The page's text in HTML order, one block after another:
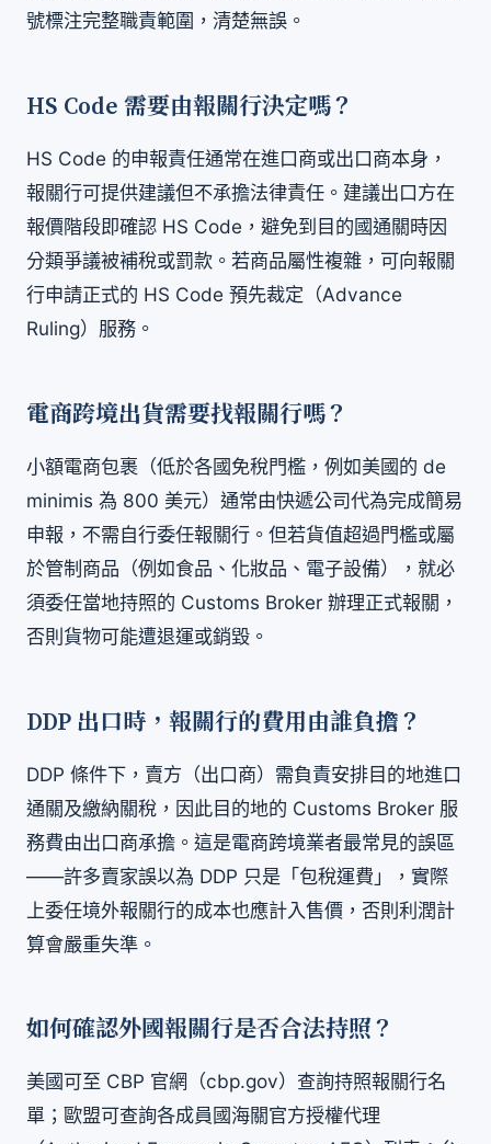
號標注完整職責範圍，清楚無誤。
HS Code 需要由報關行決定嗎？
HS Code 的申報責任通常在進口商或出口商本身，
報關行可提供建議但不承擔法律責任。建議出口方在
報價階段即確認 HS Code，避免到目的國通關時因
分類爭議被補稅或罰款。若商品屬性複雜，可向報關
行申請正式的 HS Code 預先裁定（Advance
Ruling）服務。
電商跨境出貨需要找報關行嗎？
小額電商包裹（低於各國免稅門檻，例如美國的 de
minimis 為 800 美元）通常由快遞公司代為完成簡易
申報，不需自行委任報關行。但若貨值超過門檻或屬
於管制商品（例如食品、化妝品、電子設備），就必
須委任當地持照的 Customs Broker 辦理正式報關，
否則貨物可能遭退運或銷毀。
DDP 出口時，報關行的費用由誰負擔？
DDP 條件下，賣方（出口商）需負責安排目的地進口
通關及繳納關稅，因此目的地的 Customs Broker 服
務費由出口商承擔。這是電商跨境業者最常見的誤區
——許多賣家誤以為 DDP 只是「包稅運費」，實際
上委任境外報關行的成本也應計入售價，否則利潤計
算會嚴重失準。
如何確認外國報關行是否合法持照？
美國可至 CBP 官網（cbp.gov）查詢持照報關行名
單；歐盟可查詢各成員國海關官方授權代理